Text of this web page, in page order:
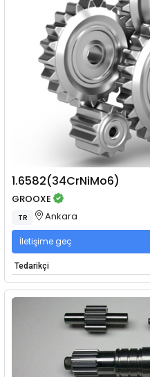
1.6582(34CrNiMo6)
GROOXE
TR Ankara
İletişime geç
Tedarikçi